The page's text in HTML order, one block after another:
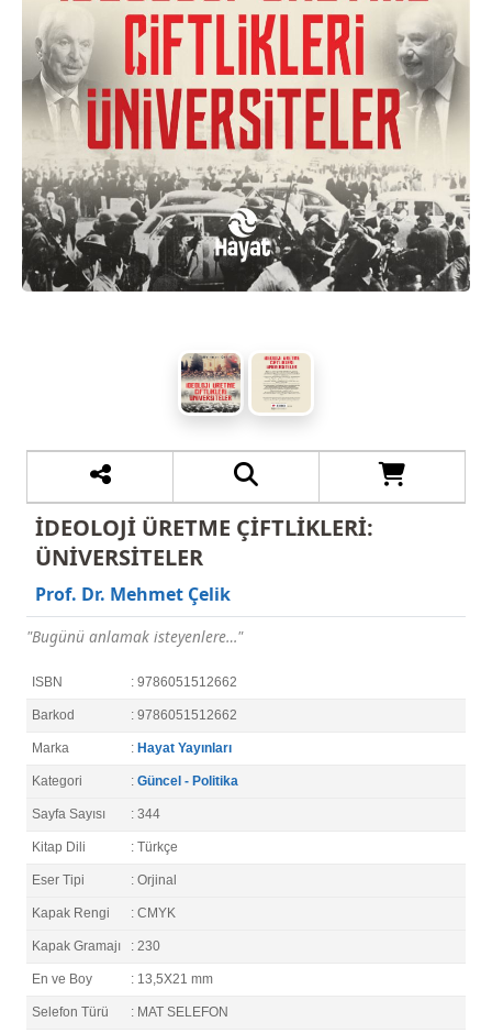
İDEOLOJİ ÜRETME ÇİFTLİKLERİ:
ÜNİVERSİTELER
Prof. Dr. Mehmet Çelik
"Bugünü anlamak isteyenlere…"
ISBN : 9786051512662
Barkod : 9786051512662
Marka : Hayat Yayınları
Kategori : Güncel - Politika
Sayfa Sayısı : 344
Kitap Dili : Türkçe
Eser Tipi : Orjinal
Kapak Rengi : CMYK
Kapak Gramajı : 230
En ve Boy : 13,5X21 mm
Selefon Türü : MAT SELEFON